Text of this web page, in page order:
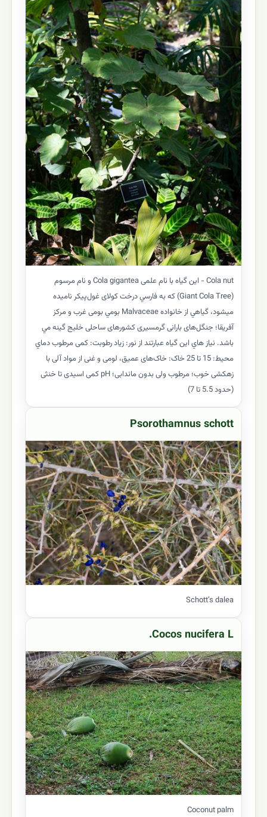
Cola nut - این گیاه با نام علمی Cola gigantea و نام مرسوم
(Giant Cola Tree) که به فارسي درخت کولای غول‌پیکر ناميده
ميشود، گياهي از خانواده Malvaceae بومي بومی غرب و مرکز
آفریقا؛ جنگل‌های بارانی گرمسیری کشورهای ساحلی خلیج گینه مي
باشد. نياز هاي اين گياه عبارتند از نور: زیاد رطوبت: کمی مرطوب دماي
محيط: 15 تا 25 خاک: خاک‌های عمیق، لومی و غنی از مواد آلی با
زهکشی خوب؛ مرطوب ولی بدون ماندابی؛ pH کمی اسیدی تا خنثی
(حدود 5.5 تا 7)
Psorothamnus schott
Schott’s dalea
Cocos nucifera L.
Coconut palm